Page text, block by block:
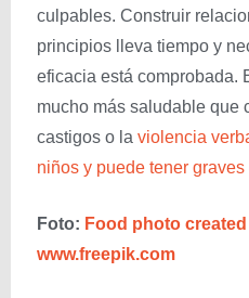
culpables. Construir
principios lleva tiempo y
eficacia está comprobada.
mucho más saludable que
castigos o la violencia
niños y puede tener
Foto: Food photo
www.freepik.com